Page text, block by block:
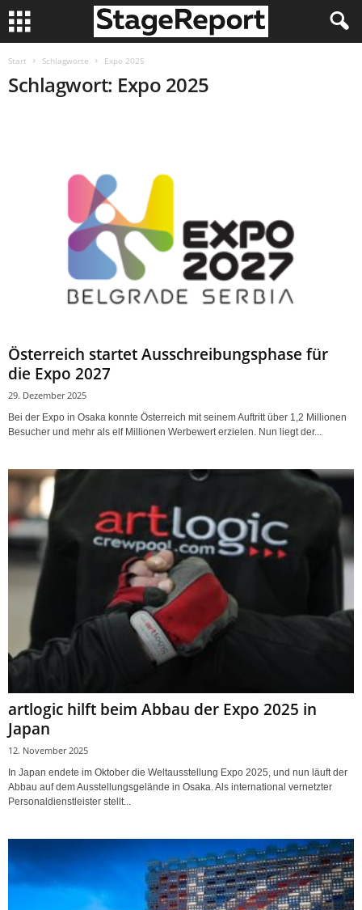
Start Schlagworte Expo 2025
Schlagwort: Expo 2025
Österreich startet Ausschreibungsphase für
die Expo 2027
29. Dezember 2025
Bei der Expo in Osaka konnte Österreich mit seinem Auftritt über 1,2 Millionen
Besucher und mehr als elf Millionen Werbewert erzielen. Nun liegt der...
artlogic hilft beim Abbau der Expo 2025 in
Japan
12. November 2025
In Japan endete im Oktober die Weltausstellung Expo 2025, und nun läuft der
Abbau auf dem Ausstellungsgelände in Osaka. Als international vernetzter
Personaldienstleister stellt...